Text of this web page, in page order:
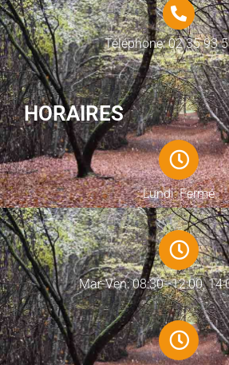
Téléphone: 02 35 93
HORAIRES
Lundi: Fermé
Mar-Ven: 08:30–12:00,